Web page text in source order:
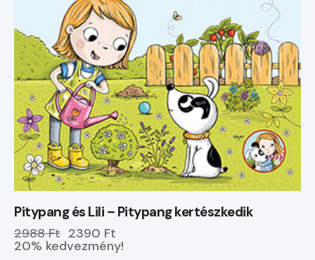
Pitypang és Lili – Pitypang kertészkedik
2988 Ft 2390 Ft
20% kedvezmény!